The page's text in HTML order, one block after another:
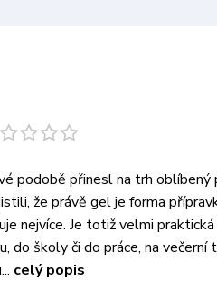
podobě přinesl na trh oblíbený
že právě gel je forma
nejvíce. Je totiž velmi
do školy či do práce, na večerní
celý popis